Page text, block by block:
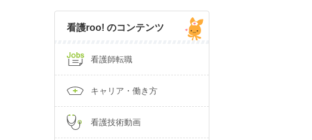
看護roo! のコンテンツ
看護師転職
キャリア・働き方
看護技術動画